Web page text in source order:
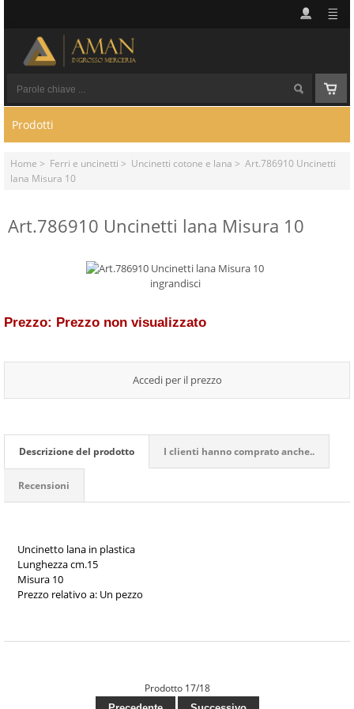
Prodotti
Home > Ferri e uncinetti > Uncinetti cotone e lana > Art.786910 Uncinetti
lana Misura 10
Art.786910 Uncinetti lana Misura 10
ingrandisci
Prezzo: Prezzo non visualizzato
Accedi per il prezzo
Descrizione del prodotto I clienti hanno comprato anche..
Recensioni
Uncinetto lana in plastica
Lunghezza cm.15
Misura 10
Prezzo relativo a: Un pezzo
Prodotto 17/18